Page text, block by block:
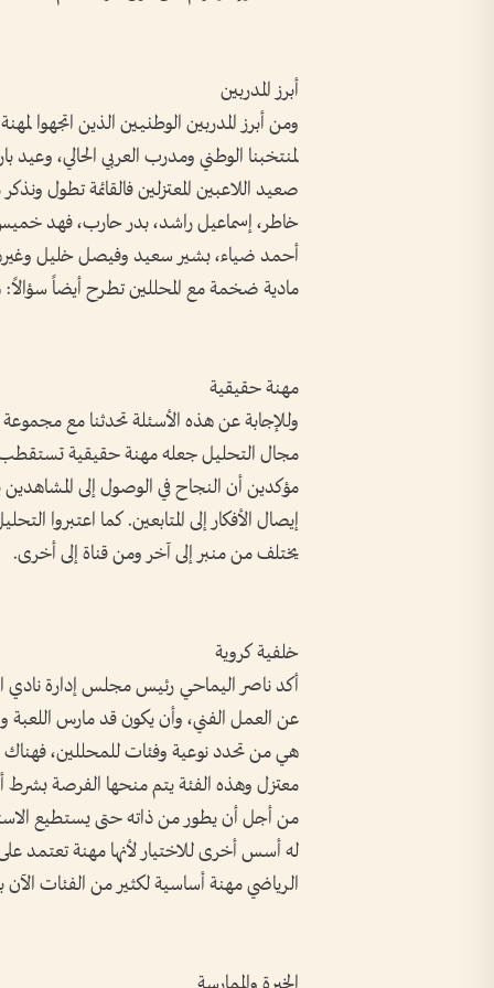
أبرز المدربين
ومن أبرز المدربين الوطنيين الذين اتجهوا
لمنتخبنا الوطني ومدرب العربي الحالي، وعيد
صعيد اللاعبين المعتزلين فالقائمة تطول
خاطر، إسماعيل راشد، بدر حارب، فهد
أحمد ضياء، بشير سعيد وفيصل خليل وغيرهم
مادية ضخمة مع المحللين تطرح أيضاً
مهنة حقيقية
وللإجابة عن هذه الأسئلة تحدثنا مع
مجال التحليل جعله مهنة حقيقية تستقطب
مؤكدين أن النجاح في الوصول إلى المشاهدين
إيصال الأفكار إلى المتابعين. كما اعتبروا
يختلف من منبر إلى آخر ومن قناة إلى أخرى.
خلفية كروية
أكد ناصر اليماحي رئيس مجلس إدارة نادي
عن العمل الفني، وأن يكون قد مارس اللعبة
هي من تحدد نوعية وفئات للمحللين،
معتزل وهذه الفئة يتم منحها الفرصة بشرط
من أجل أن يطور من ذاته حتى يستطيع
له أسس أخرى للاختيار لأنها مهنة تعتمد
الرياضي مهنة أساسية لكثير من الفئات